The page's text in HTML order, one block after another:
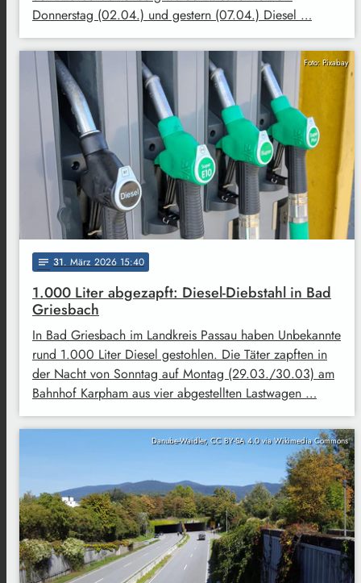
Donnerstag (02.04.) und gestern (07.04.) Diesel …
Foto: Pixabay
notes 31. März 2026 15:40
1.000 Liter abgezapft: Diesel-Diebstahl in Bad
Griesbach
In Bad Griesbach im Landkreis Passau haben Unbekannte
rund 1.000 Liter Diesel gestohlen. Die Täter zapften in
der Nacht von Sonntag auf Montag (29.03./30.03) am
Bahnhof Karpham aus vier abgestellten Lastwagen …
Danube-Waidler, CC BY-SA 4.0 via Wikimedia Commons